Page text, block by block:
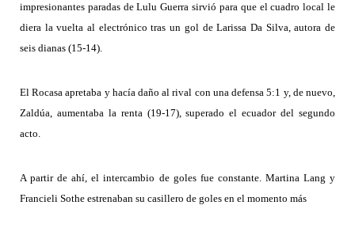
impresionantes paradas de Lulu Guerra sirvió para que el cuadro local le
diera la vuelta al electrónico tras un gol de Larissa Da Silva, autora de
seis dianas (15-14).
El Rocasa apretaba y hacía daño al rival con una defensa 5:1 y, de nuevo,
Zaldúa, aumentaba la renta (19-17), superado el ecuador del segundo
acto.
A partir de ahí, el intercambio de goles fue constante. Martina Lang y
Francieli Sothe estrenaban su casillero de goles en el momento más